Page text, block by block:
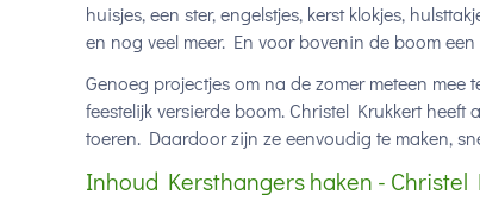
huisjes, een ster, engelstjes, kerst klokjes,
en nog veel meer. En voor bovenin de boom
Genoeg projectjes om na de zomer meteen
feestelijk versierde boom. Christel Krukkert
toeren. Daardoor zijn ze eenvoudig te maken,
Inhoud Kersthangers haken - Christel